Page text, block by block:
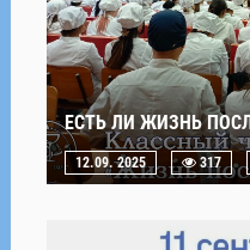
ЕСТЬ ЛИ ЖИЗНЬ
12.09. 2025 317